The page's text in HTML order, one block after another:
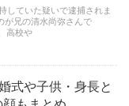
していた疑いで逮捕されま
が兄の清水尚弥さんで
高校や
式や子供・身長と